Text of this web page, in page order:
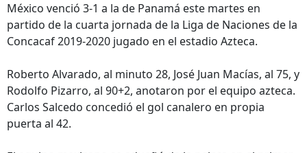
México venció 3-1 a la de Panamá este martes en
partido de la cuarta jornada de la Liga de Naciones de la
Concacaf 2019-2020 jugado en el estadio Azteca.
Roberto Alvarado, al minuto 28, José Juan Macías, al 75, y
Rodolfo Pizarro, al 90+2, anotaron por el equipo azteca.
Carlos Salcedo concedió el gol canalero en propia
puerta al 42.